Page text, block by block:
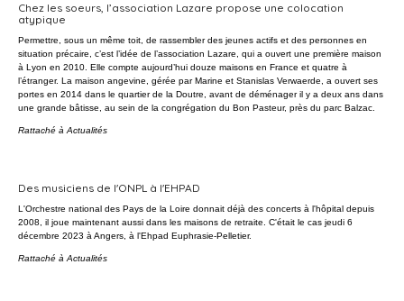
Chez les soeurs, l’association Lazare propose une colocation
atypique
Permettre, sous un même toit, de rassembler des jeunes actifs et des personnes en
situation précaire, c’est l’idée de l’association Lazare, qui a ouvert une première maison
à Lyon en 2010. Elle compte aujourd’hui douze maisons en France et quatre à
l’étranger. La maison angevine, gérée par Marine et Stanislas Verwaerde, a ouvert ses
portes en 2014 dans le quartier de la Doutre, avant de déménager il y a deux ans dans
une grande bâtisse, au sein de la congrégation du Bon Pasteur, près du parc Balzac.
Rattaché à Actualités
Des musiciens de l'ONPL à l'EHPAD
L'Orchestre national des Pays de la Loire donnait déjà des concerts à l'hôpital depuis
2008, il joue maintenant aussi dans les maisons de retraite. C'était le cas jeudi 6
décembre 2023 à Angers, à l'Ehpad Euphrasie-Pelletier.
Rattaché à Actualités